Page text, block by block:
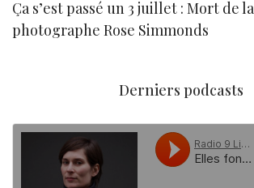
Ça s’est passé un 3 juillet : Mort de la
photographe Rose Simmonds
Derniers podcasts